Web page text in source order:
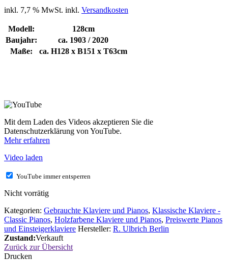
inkl. 7,7 % MwSt. inkl. Versandkosten
Modell:
128cm
Baujahr:
ca. 1903 / 2020
Maße:
ca. H128 x B151 x T63cm
Mit dem Laden des Videos akzeptieren Sie die
Datenschutzerklärung von YouTube.
Mehr erfahren
Video laden
YouTube immer entsperren
Nicht vorrätig
Kategorien: Gebrauchte Klaviere und Pianos, Klassische Klaviere -
Classic Pianos, Holzfarbene Klaviere und Pianos, Preiswerte Pianos
und Einsteigerklaviere Hersteller: R. Ulbrich Berlin
Zustand:Verkauft
Zurück zur Übersicht
Drucken